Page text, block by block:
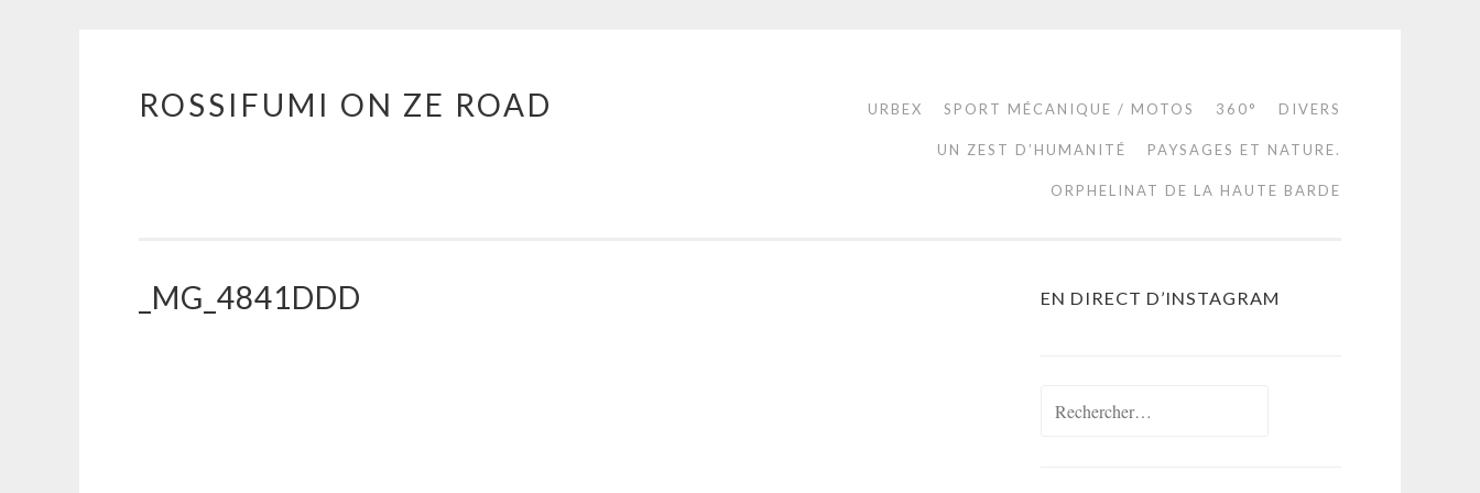
Aller
ROSSIFUMI ON ZE ROAD URBEX SPORT MÉCANIQUE / MOTOS 360° DIVERS
UN ZEST D’HUMANITÉ PAYSAGES ET NATURE.
ORPHELINAT DE LA HAUTE BARDE
_MG_4841DDD EN DIRECT D’INSTAGRAM